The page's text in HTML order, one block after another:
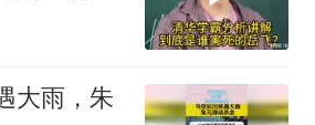
大雨，朱